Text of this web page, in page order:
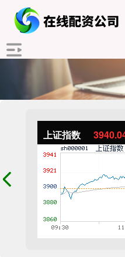
上证指数